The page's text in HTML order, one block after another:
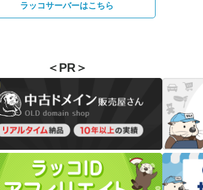
ラッコサーバーはこちら
＜PR＞